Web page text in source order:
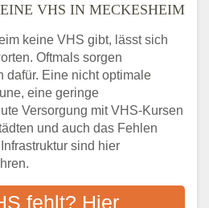
Kurse in Ihrer Nähe
der Region rund um
Angebote zum
von Online-Kursen
VHS IN MECKESHEIM
keine VHS gibt, lässt sich
Oftmals sorgen
dafür. Eine nicht optimale
eine geringe
Versorgung mit VHS-Kursen
und auch das Fehlen
sind hier
fehlt? Hier